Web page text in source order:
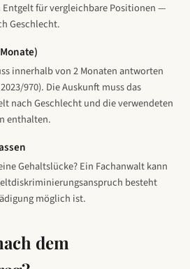
für vergleichbare Positionen —
Geschlecht.
innerhalb von 2 Monaten antworten
970). Die Auskunft muss das
nach Geschlecht und die verwendeten
enthalten.
Gehaltslücke? Ein Fachanwalt kann
besteht
möglich ist.
dem